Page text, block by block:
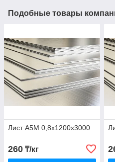
Подобные товары
Лист А5М 0,8х1200х3000
260 ₸/кг